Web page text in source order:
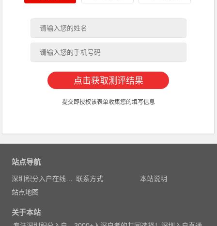
提交即授权该表单收集您的填写信息
站点导航
联系方式
本站说明
站点地图
关于本站